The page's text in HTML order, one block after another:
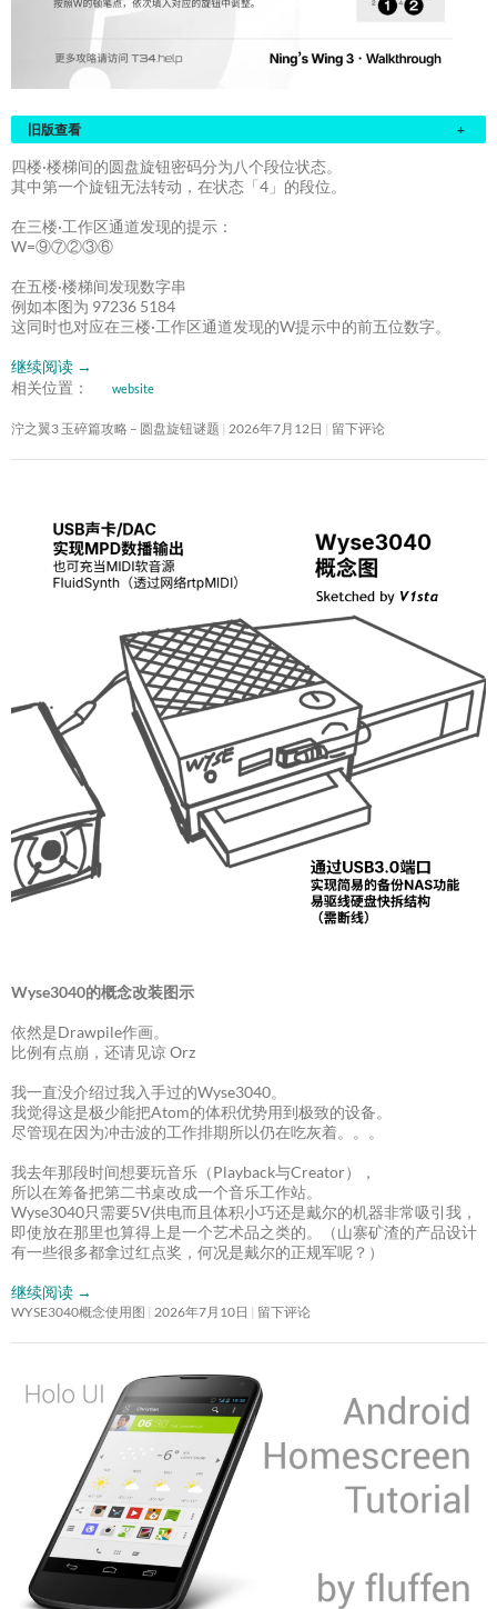
旧版查看 +
四楼·楼梯间的圆盘旋钮密码分为八个段位状态。
其中第一个旋钮无法转动，在状态「4」的段位。
在三楼·工作区通道发现的提示：
W=⑨⑦②③⑥
在五楼·楼梯间发现数字串
例如本图为 97236 5184
这同时也对应在三楼·工作区通道发现的W提示中的前五位数字。
继续阅读 →
相关位置：
website
泞之翼3 玉碎篇攻略 – 圆盘旋钮谜题 2026年7月12日 留下评论
Wyse3040的概念改装图示
依然是Drawpile作画。
比例有点崩，还请见谅 Orz
我一直没介绍过我入手过的Wyse3040。
我觉得这是极少能把Atom的体积优势用到极致的设备。
尽管现在因为冲击波的工作排期所以仍在吃灰着。。。
我去年那段时间想要玩音乐（Playback与Creator），
所以在筹备把第二书桌改成一个音乐工作站。
Wyse3040只需要5V供电而且体积小巧还是戴尔的机器非常吸引我，
即使放在那里也算得上是一个艺术品之类的。（山寨矿渣的产品设计
有一些很多都拿过红点奖，何况是戴尔的正规军呢？）
继续阅读 →
WYSE3040概念使用图 2026年7月10日 留下评论